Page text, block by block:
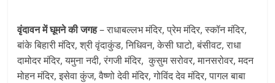
वृंदावन में घूमने की जगह– राधाबल्लभ मंदिर, प्रेम मंदिर, स्कॉन मंदिर,
बांके बिहारी मंदिर, श्री वृंदाकुंड, निधिवन, केसी घाटो, बंसीवट, राधा
दामोदर मंदिर, यमुना नदी, रंगजी मंदिर, कुसुम सरोवर, मानसरोवर, मदन
मोहन मंदिर, इसेवा कुंज, वैष्णो देवी मंदिर, गोविंद देव मंदिर, पागल बाबा